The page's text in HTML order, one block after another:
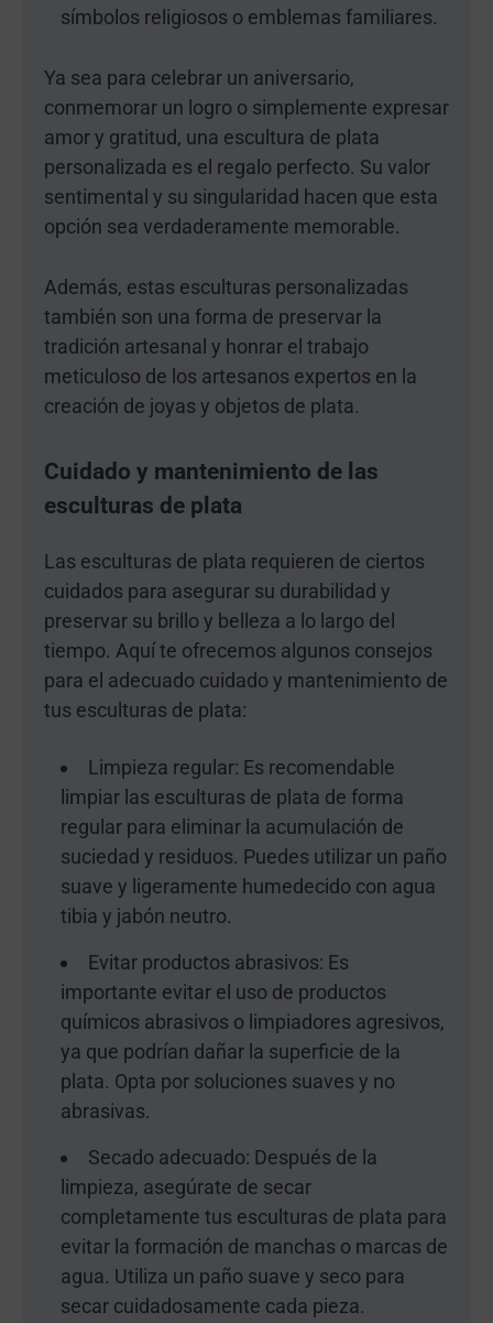
símbolos religiosos o emblemas familiares.
Ya sea para celebrar un aniversario,
conmemorar un logro o simplemente expresar
amor y gratitud, una escultura de plata
personalizada es el regalo perfecto. Su valor
sentimental y su singularidad hacen que esta
opción sea verdaderamente memorable.
Además, estas esculturas personalizadas
también son una forma de preservar la
tradición artesanal y honrar el trabajo
meticuloso de los artesanos expertos en la
creación de joyas y objetos de plata.
Cuidado y mantenimiento de las
esculturas de plata
Las esculturas de plata requieren de ciertos
cuidados para asegurar su durabilidad y
preservar su brillo y belleza a lo largo del
tiempo. Aquí te ofrecemos algunos consejos
para el adecuado cuidado y mantenimiento de
tus esculturas de plata:
Limpieza regular: Es recomendable
limpiar las esculturas de plata de forma
regular para eliminar la acumulación de
suciedad y residuos. Puedes utilizar un paño
suave y ligeramente humedecido con agua
tibia y jabón neutro.
Evitar productos abrasivos: Es
importante evitar el uso de productos
químicos abrasivos o limpiadores agresivos,
ya que podrían dañar la superficie de la
plata. Opta por soluciones suaves y no
abrasivas.
Secado adecuado: Después de la
limpieza, asegúrate de secar
completamente tus esculturas de plata para
evitar la formación de manchas o marcas de
agua. Utiliza un paño suave y seco para
secar cuidadosamente cada pieza.